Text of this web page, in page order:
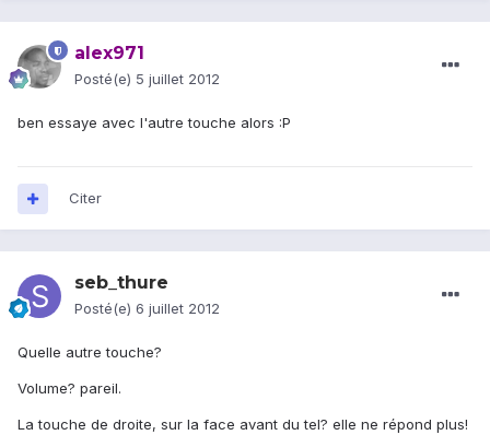
alex971
Posté(e) 5 juillet 2012
ben essaye avec l'autre touche alors :P
Citer
seb_thure
Posté(e) 6 juillet 2012
Quelle autre touche?
Volume? pareil.
La touche de droite, sur la face avant du tel? elle ne répond plus!